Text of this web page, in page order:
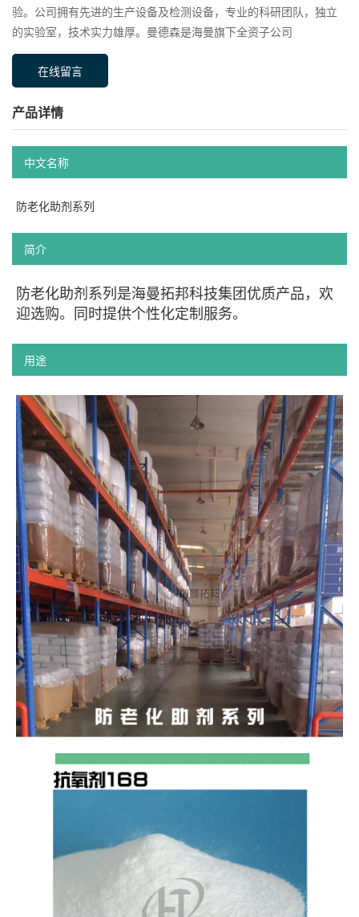
验。公司拥有先进的生产设备及检测设备，专业的科研团队，独立
的实验室，技术实力雄厚。曼德森是海曼旗下全资子公司
在线留言
产品详情
中文名称
防老化助剂系列
简介
防老化助剂系列是海曼拓邦科技集团优质产品，欢
迎选购。同时提供个性化定制服务。
用途